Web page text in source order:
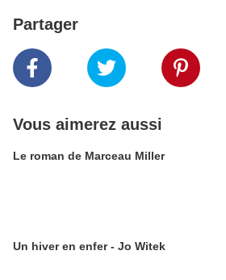
Partager
Vous aimerez aussi
Le roman de Marceau Miller
Un hiver en enfer - Jo Witek